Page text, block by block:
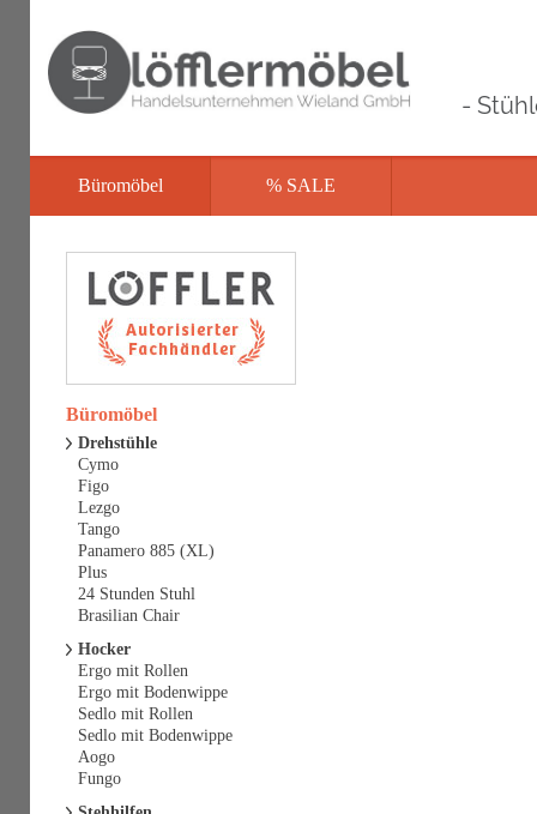
-
Büromöbel % SALE
Büromöbel
Drehstühle
Cymo
Figo
Lezgo
Tango
Panamero 885 (XL)
Plus
24 Stunden Stuhl
Brasilian Chair
Hocker
Ergo mit Rollen
Ergo mit Bodenwippe
Sedlo mit Rollen
Sedlo mit Bodenwippe
Aogo
Fungo